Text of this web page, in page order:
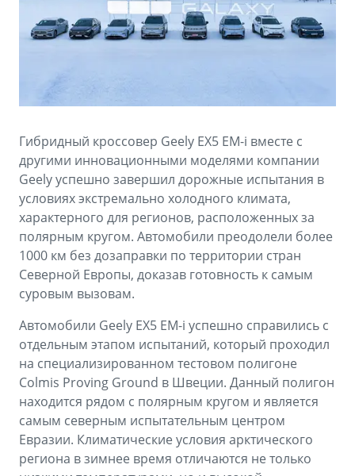
MONJARO
Аксессуары
Автокредит
Страхование
GEELY Лизинг
Советы по эксплуатации
Спецпредложения
ПОДДЕРЖКА
Гарантия Geely
Сервисная книжка
Вопросы и ответы
Гибридный кроссовер Geely EX5 EM-i вместе с
другими инновационными моделями компании
Geely успешно завершил дорожные испытания в
условиях экстремально холодного климата,
характерного для регионов, расположенных за
полярным кругом. Автомобили преодолели более
1000 км без дозаправки по территории стран
Северной Европы, доказав готовность к самым
суровым вызовам.
Автомобили Geely EX5 EM-i успешно справились с
отдельным этапом испытаний, который проходил
на специализированном тестовом полигоне
Colmis Proving Ground в Швеции. Данный полигон
находится рядом с полярным кругом и является
самым северным испытательным центром
Евразии. Климатические условия арктического
региона в зимнее время отличаются не только